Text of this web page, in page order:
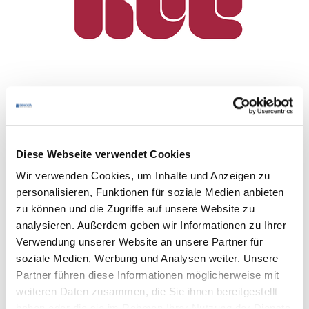
Diese Webseite verwendet Cookies
Wir verwenden Cookies, um Inhalte und Anzeigen zu
personalisieren, Funktionen für soziale Medien anbieten
zu können und die Zugriffe auf unsere Website zu
analysieren. Außerdem geben wir Informationen zu Ihrer
Verwendung unserer Website an unsere Partner für
soziale Medien, Werbung und Analysen weiter. Unsere
Partner führen diese Informationen möglicherweise mit
weiteren Daten zusammen, die Sie ihnen bereitgestellt
Rüd Prograstro
Zur Homepage